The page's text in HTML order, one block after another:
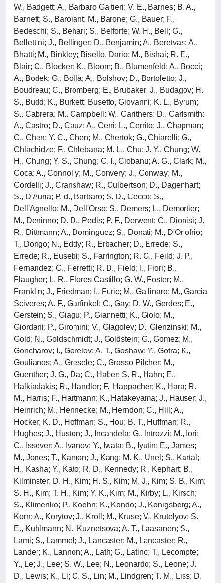
W., Badgett; A., Barbaro Galtieri; V. E., Barnes; B. A.,
Barnett; S., Baroiant; M., Barone; G., Bauer; F.,
Bedeschi; S., Behari; S., Belforte; W. H., Bell; G.,
Bellettini; J., Bellinger; D., Benjamin; A., Beretvas; A.,
Bhatti; M., Binkley; Bisello, Dario; M., Bishai; R. E.,
Blair; C., Blocker; K., Bloom; B., Blumenfeld; A., Bocci;
A., Bodek; G., Bolla; A., Bolshov; D., Bortoletto; J.,
Boudreau; C., Bromberg; E., Brubaker; J., Budagov; H.
S., Budd; K., Burkett; Busetto, Giovanni; K. L., Byrum;
S., Cabrera; M., Campbell; W., Carithers; D., Carlsmith;
A., Castro; D., Cauz; A., Cerri; L., Cerrito; J., Chapman;
C., Chen; Y. C., Chen; M., Chertok; G., Chiarelli; G.,
Chlachidze; F., Chlebana; M. L., Chu; J. Y., Chung; W.
H., Chung; Y. S., Chung; C. I., Ciobanu; A. G., Clark; M.,
Coca; A., Connolly; M., Convery; J., Conway; M.,
Cordelli; J., Cranshaw; R., Culbertson; D., Dagenhart;
S., D'Auria; P. d., Barbaro; S. D., Cecco; S.,
Dell'Agnello; M., Dell'Orso; S., Demers; L., Demortier;
M., Deninno; D. D., Pedis; P. F., Derwent; C., Dionisi; J.
R., Dittmann; A., Dominguez; S., Donati; M., D'Onofrio;
T., Dorigo; N., Eddy; R., Erbacher; D., Errede; S.,
Errede; R., Eusebi; S., Farrington; R. G., Feild; J. P.,
Fernandez; C., Ferretti; R. D., Field; I., Fiori; B.,
Flaugher; L. R., Flores Castillo; G. W., Foster; M.,
Franklin; J., Friedman; I., Furic; M., Gallinaro; M., Garcia
Sciveres; A. F., Garfinkel; C., Gay; D. W., Gerdes; E.,
Gerstein; S., Giagu; P., Giannetti; K., Giolo; M.,
Giordani; P., Giromini; V., Glagolev; D., Glenzinski; M.,
Gold; N., Goldschmidt; J., Goldstein; G., Gomez; M.,
Goncharov; I., Gorelov; A. T., Goshaw; Y., Gotra; K.,
Goulianos; A., Gresele; C., Grosso Pilcher; M.,
Guenther; J. G., Da; C., Haber; S. R., Hahn; E.,
Halkiadakis; R., Handler; F., Happacher; K., Hara; R.
M., Harris; F., Hartmann; K., Hatakeyama; J., Hauser; J.,
Heinrich; M., Hennecke; M., Herndon; C., Hill; A.,
Hocker; K. D., Hoffman; S., Hou; B. T., Huffman; R.,
Hughes; J., Huston; J., Incandela; G., Introzzi; M., Iori;
C., Issever; A., Ivanov; Y., Iwata; B., Iyutin; E., James;
M., Jones; T., Kamon; J., Kang; M. K., Unel; S., Kartal;
H., Kasha; Y., Kato; R. D., Kennedy; R., Kephart; B.,
Kilminster; D. H., Kim; H. S., Kim; M. J., Kim; S. B., Kim;
S. H., Kim; T. H., Kim; Y. K., Kim; M., Kirby; L., Kirsch;
S., Klimenko; P., Koehn; K., Kondo; J., Konigsberg; A.,
Korn; A., Korytov; J., Kroll; M., Kruse; V., Krutelyov; S.
E., Kuhlmann; N., Kuznetsova; A. T., Laasanen; S.,
Lami; S., Lammel; J., Lancaster; M., Lancaster; R.,
Lander; K., Lannon; A., Lath; G., Latino; T., Lecompte;
Y., Le; J., Lee; S. W., Lee; N., Leonardo; S., Leone; J.
D., Lewis; K., Li; C. S., Lin; M., Lindgren; T. M., Liss; D.